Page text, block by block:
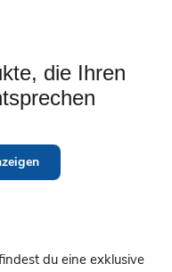
die Ihren
du eine exklusive